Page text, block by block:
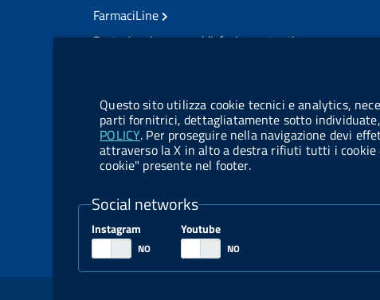
Questo sito utilizza cookie tecnici e analytics,
parti fornitrici, dettagliatamente sotto
POLICY. Per proseguire nella navigazione devi
attraverso la X in alto a destra rifiuti tutti i
cookie" presente nel footer.
Social networks
Instagram Youtube
FarmaciLine
Partecipazione e soddisfazione utenti
Amministrazione Trasparente
Atti di notifica
Pubblicità legale
TrovaNormeFarmaco
Bandi di Gara e Contratti